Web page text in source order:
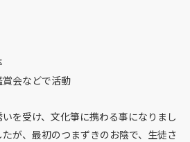
会などで活動
を受け、文化箏に携わる事になりまし
が、最初のつまずきのお陰で、生徒さ